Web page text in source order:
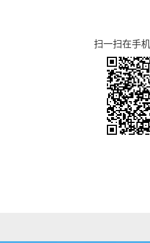
扫一扫在手